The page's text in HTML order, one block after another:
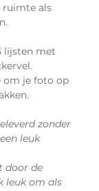
ruimte als
lijsten met
om je foto op
zonder
leuk
door de
leuk om als